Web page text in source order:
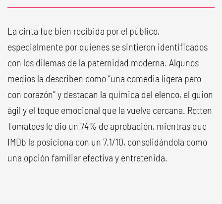
La cinta fue bien recibida por el público,
especialmente por quienes se sintieron identificados
con los dilemas de la paternidad moderna. Algunos
medios la describen como “una comedia ligera pero
con corazón” y destacan la química del elenco, el guion
ágil y el toque emocional que la vuelve cercana. Rotten
Tomatoes le dio un 74% de aprobación, mientras que
IMDb la posiciona con un 7.1/10, consolidándola como
una opción familiar efectiva y entretenida.